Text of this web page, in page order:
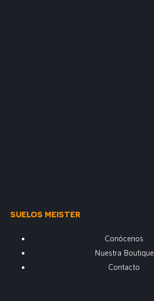
SUELOS MEISTER
Conócenos
Nuestra Boutique
Contacto